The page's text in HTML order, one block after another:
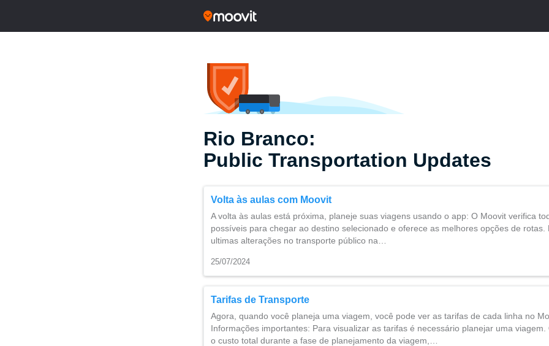
Rio Branco:
Public Transportation Updates
Volta às aulas com Moovit
A volta às aulas está próxima, planeje suas viagens usando o app: O Moovit verifica
possíveis para chegar ao destino selecionado e oferece as melhores opções de rotas.
ultimas alterações no transporte público na…
25/07/2024
Tarifas de Transporte
Agora, quando você planeja uma viagem, você pode ver as tarifas de cada linha no
Informações importantes: Para visualizar as tarifas é necessário planejar uma viagem.
o custo total durante a fase de planejamento da viagem,…